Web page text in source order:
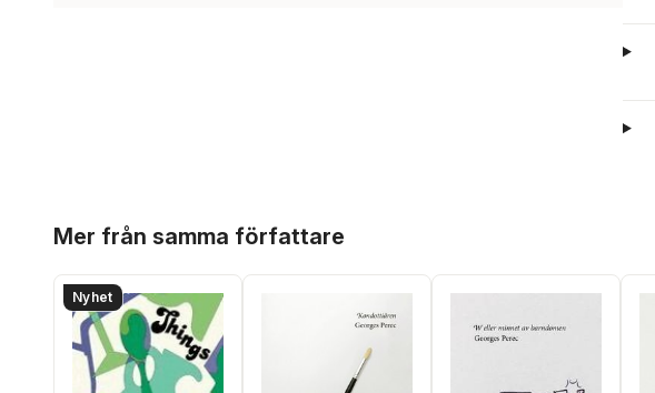
Mer från samma författare
Nyhet